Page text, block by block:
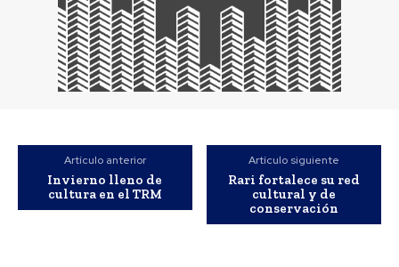
Artículo anterior
Invierno lleno de
cultura en el TRM
Artículo siguiente
Rari fortalece su red
cultural y de
conservación